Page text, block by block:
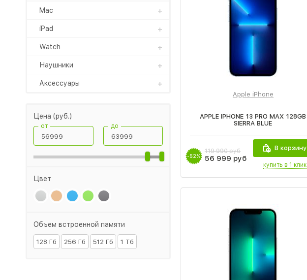
Mac
iPad
Watch
Наушники
Аксессуары
Цена (руб.)
от до
Цвет
Объем встроенной памяти
128 Гб 256 Гб 512 Гб 1 Тб
Apple iPhone
APPLE IPHONE 13 PRO MAX 128GB
SIERRA BLUE
-52%
119 990 руб
56 999 руб
В корзину
купить в 1 клик